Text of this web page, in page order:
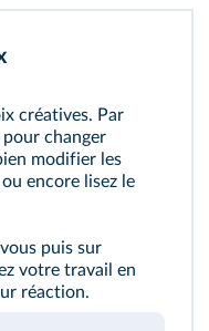
créatives. Par
pour changer
modifier les
encore lisez le
puis sur
votre travail en
réaction.